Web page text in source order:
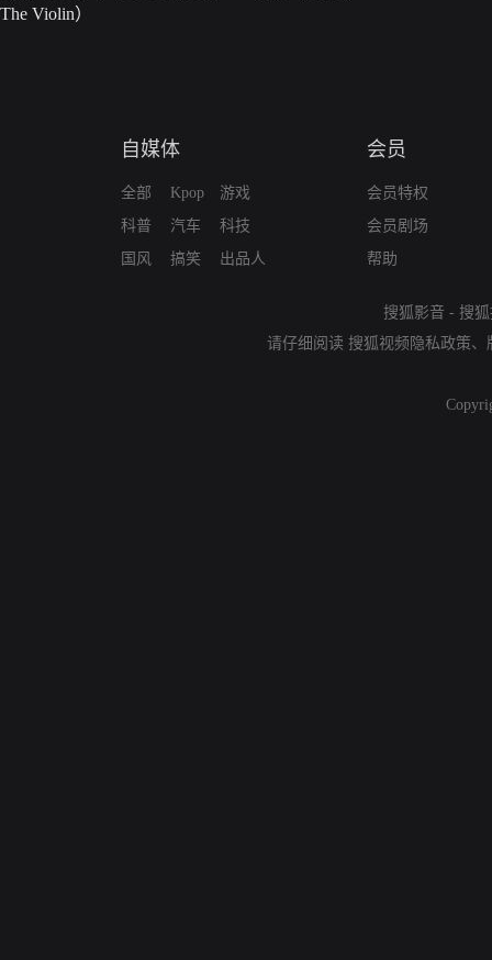
The Violin）
自媒体
全部
科普
国风
Kpop
汽车
搞笑
游戏
科技
出品人
会员
会员特权
会员剧场
帮助
搜狐影音 - 搜
请仔细阅读 搜狐视频隐私政策、